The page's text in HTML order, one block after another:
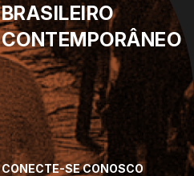
CONECTE-SE CONOSCO
BRASILEIRO
CONTEMPORÂNEO